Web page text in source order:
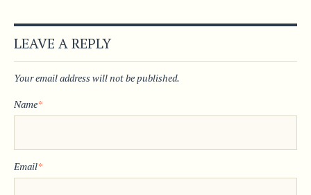
LEAVE A REPLY
Your email address will not be published.
Name*
Email*